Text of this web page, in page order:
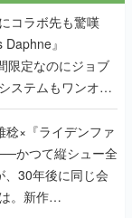
コラボ先も驚嘆
』
限定なのにジョブ
ステムもワンオフ
ディレクターに聞
稔×『ライデンファ
かつて縦シュー全
30年後に同じ会
。新作